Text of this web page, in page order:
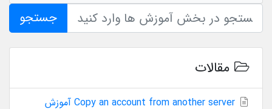
جستجو
مقالات